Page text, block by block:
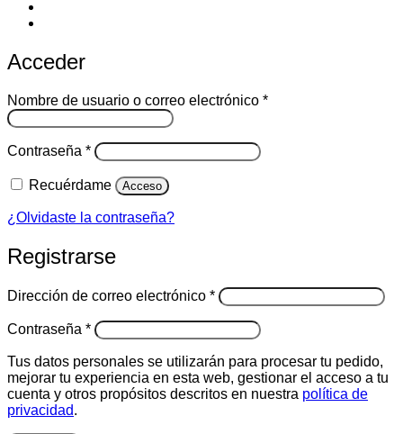
Acceder
Nombre de usuario o correo electrónico *Obligatorio
Contraseña *Obligatorio
Recuérdame Acceso
¿Olvidaste la contraseña?
Registrarse
Dirección de correo electrónico *Obligatorio
Contraseña *Obligatorio
Tus datos personales se utilizarán para procesar tu pedido,
mejorar tu experiencia en esta web, gestionar el acceso a tu
cuenta y otros propósitos descritos en nuestra política de
privacidad.